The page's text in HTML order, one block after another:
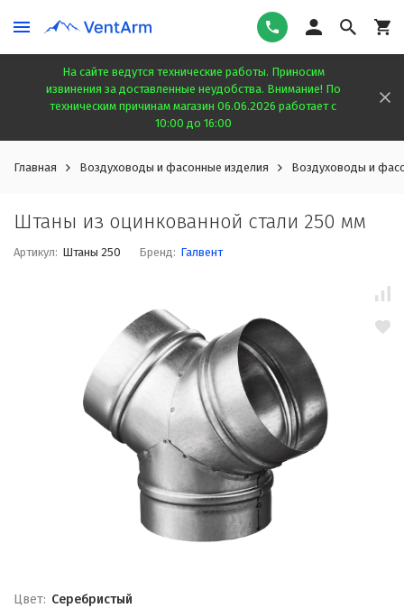
На сайте ведутся технические работы. Приносим
извинения за доставленные неудобства. Внимание! По
техническим причинам магазин 06.06.2026 работает с
10:00 до 16:00
Главная Воздуховоды и фасонные изделия Воздуховоды и
Штаны из оцинкованной стали 250 мм
Артикул: Штаны 250 Бренд: Галвент
Цвет: Серебристый